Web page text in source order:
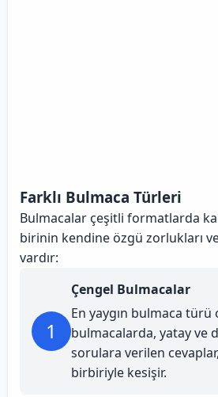
Farklı Bulmaca Türleri
Bulmacalar çeşitli formatlarda
birinin kendine özgü zorlukları
vardır:
1
Çengel Bulmacalar
En yaygın bulmaca türü
bulmacalarda, yatay ve
sorulara verilen
birbiriyle kesişir.